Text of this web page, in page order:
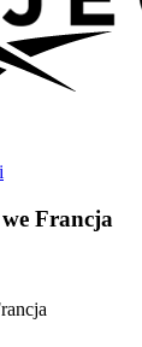
Francja